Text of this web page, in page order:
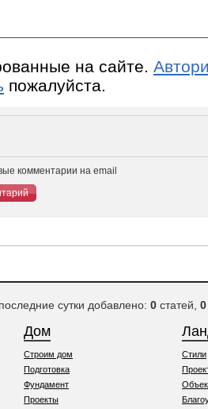
на сайте.
пожалуйста.
комментарии на email
сутки добавлено: 0 статей, 0
Дом
Строим дом
Подготовка
Фундамент
Проекты
Стили